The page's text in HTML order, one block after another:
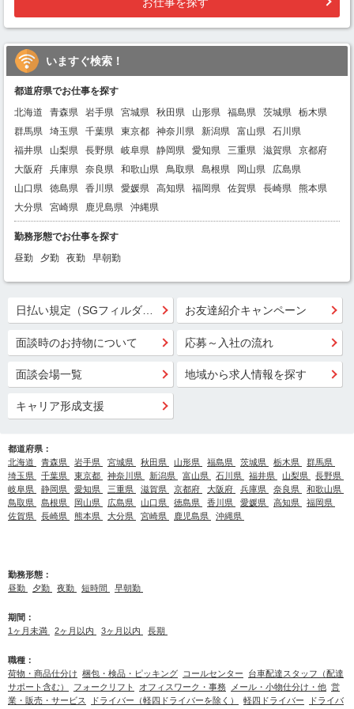
お仕事を探す
いますぐ検索！
都道府県でお仕事を探す
北海道
青森県 岩手県 宮城県 秋田県 山形県 福島県 茨城県
栃木県
群馬県
埼玉県 千葉県 東京都 神奈川県 新潟県 富山県
石川県
福井県
山梨県 長野県 岐阜県 静岡県 愛知県 三重県 滋賀県
京都府
大阪府
兵庫県 奈良県 和歌山県 鳥取県 島根県 岡山県
広島県
山口県
徳島県 香川県 愛媛県 高知県 福岡県 佐賀県 長崎県
熊本県
大分県
宮崎県 鹿児島県 沖縄県
勤務形態でお仕事を探す
昼勤
夕勤 夜勤 早朝勤
日払い規定（SGフィルダー） お友達紹介キャンペーン
面談時のお持物について 応募～入社の流れ
面談会場一覧 地域から求人情報を探す
キャリア形成支援
都道府県：
北海道
青森県 岩手県 宮城県 秋田県 山形県 福島県 茨城県 栃木県
群馬県
埼玉県
千葉県 東京都 神奈川県 新潟県 富山県 石川県 福井県 山梨県
長野県
岐阜県
静岡県 愛知県 三重県 滋賀県 京都府 大阪府 兵庫県 奈良県
和歌山県
鳥取県
島根県 岡山県 広島県 山口県 徳島県 香川県 愛媛県 高知県
福岡県
佐賀県
長崎県 熊本県 大分県 宮崎県 鹿児島県 沖縄県
勤務形態：
昼勤
夕勤 夜勤 短時間 早朝勤
期間：
1ヶ月未満
2ヶ月以内 3ヶ月以内 長期
職種：
荷物・商品仕分け 梱包・検品・ピッキング コールセンター
台車配達スタッフ（配達
サポート含む）
フォークリフト オフィスワーク・事務 メール・小物仕分け・他 営
業・販売・サービス
ドライバー（軽四ドライバーを除く） 軽四ドライバー
ドライバ